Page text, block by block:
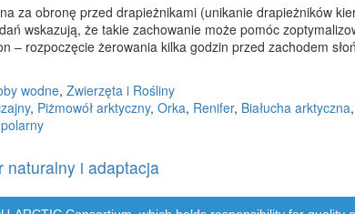
za obronę przed drapieżnikami (unikanie drapieżników
wskazują, że takie zachowanie może pomóc
– rozpoczęcie żerowania kilka godzin przed zachodem
wodne, Zwierzęta i Rośliny
, Piżmowół arktyczny, Orka, Renifer, Białucha arktyczna,
naturalny i adaptacja